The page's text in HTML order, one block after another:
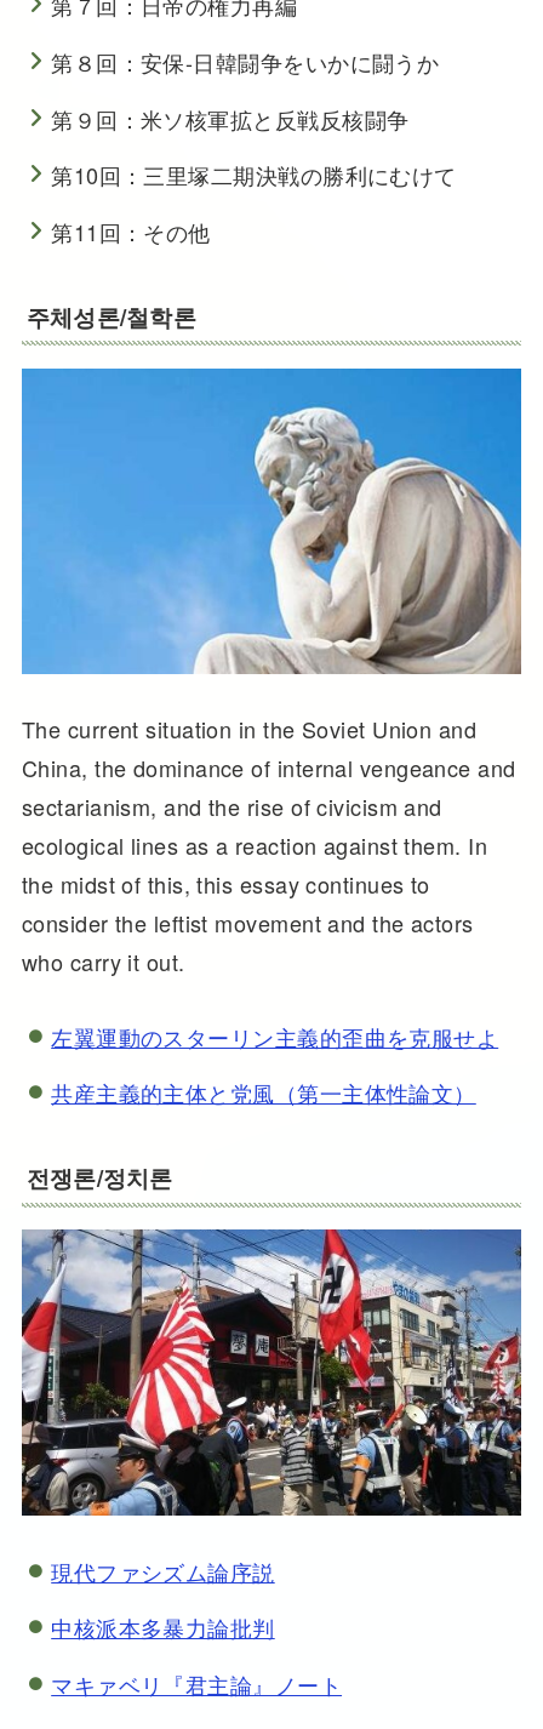
第８回：安保-日韓闘争をいかに闘うか
第９回：米ソ核軍拡と反戦反核闘争
第10回：三里塚二期決戦の勝利にむけて
第11回：その他
주체성론/철학론
The current situation in the Soviet Union and
China, the dominance of internal vengeance and
sectarianism, and the rise of civicism and
ecological lines as a reaction against them. In
the midst of this, this essay continues to
consider the leftist movement and the actors
who carry it out.
左翼運動のスターリン主義的歪曲を克服せよ
共産主義的主体と党風（第一主体性論文）
전쟁론/정치론
現代ファシズム論序説
中核派本多暴力論批判
マキァベリ『君主論』ノート